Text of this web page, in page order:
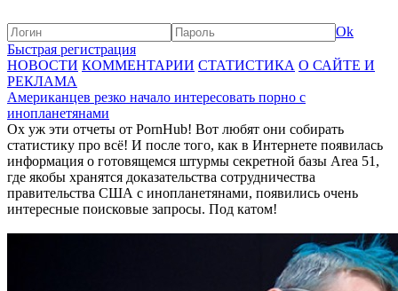
Ok
Быстрая регистрация
НОВОСТИ КОММЕНТАРИИ СТАТИСТИКА О САЙТЕ И
РЕКЛАМА
Американцев резко начало интересовать порно с
инопланетянами
Ох уж эти отчеты от PornHub! Вот любят они собирать
статистику про всё! И после того, как в Интернете появилась
информация о готовящемся штурмы секретной базы Area 51,
где якобы хранятся доказательства сотрудничества
правительства США с инопланетянами, появились очень
интересные поисковые запросы. Под катом!